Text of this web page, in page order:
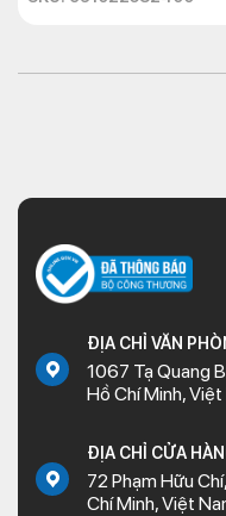
ĐỊA CHỈ VĂN
1067 Tạ Quang
Hồ Chí Minh, Việt
ĐỊA CHỈ CỬA
72 Phạm Hữu
Chí Minh, Việt